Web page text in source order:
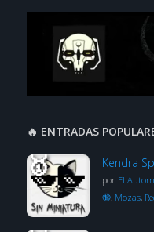
🔥 ENTRADAS
Kendra
por El
🔞, Mozas,